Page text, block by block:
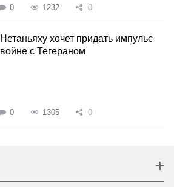
0 1232 0
Нетаньяху хочет придать импульс
войне с Тегераном
0 1305 0